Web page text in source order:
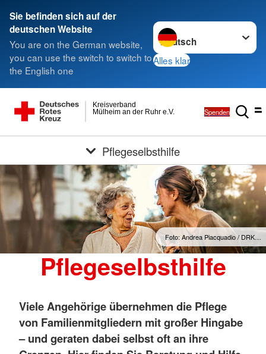
Sie befinden sich auf der
deutschen Website
You are on the German website,
you can use the switch to switch to
the English one
Sprache wechseln zu
Alles klar
Mülheim an der Ruhr e.V.
Kreisverband
Spenden
Pflegeselbsthilfe
Foto: Andrea Piacquadio / DRK…
Pflegeselbsthilfe
Viele Angehörige übernehmen die Pflege
von Familienmitgliedern mit großer Hingabe
– und geraten dabei selbst oft an ihre